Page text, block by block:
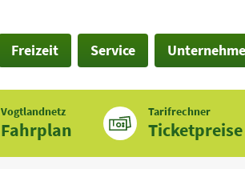
Freizeit Service
Vogtlandnetz
Fahrplan
Tarifrechner
Ticketpreise